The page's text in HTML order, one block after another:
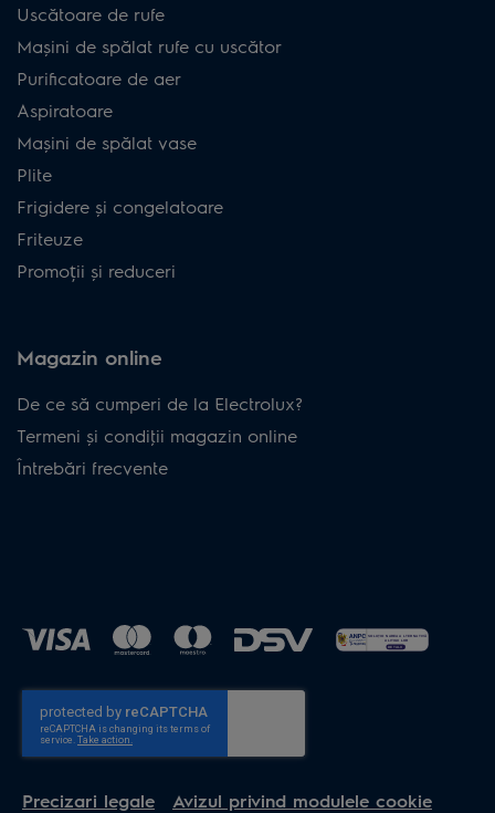
Uscătoare de rufe
Mașini de spălat rufe cu uscător
Purificatoare de aer
Aspiratoare
Mașini de spălat vase
Plite
Frigidere și congelatoare
Friteuze
Promoții și reduceri
Magazin online
De ce să cumperi de la Electrolux?
Termeni și condiţii magazin online
Întrebări frecvente
Precizari legale Avizul privind modulele cookie